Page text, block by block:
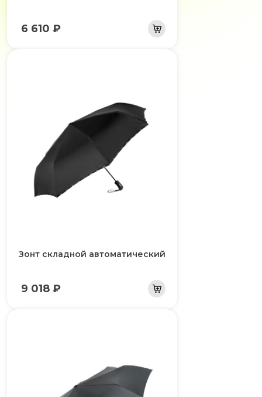
6 610 ₽
Зонт складной автоматический
9 018 ₽